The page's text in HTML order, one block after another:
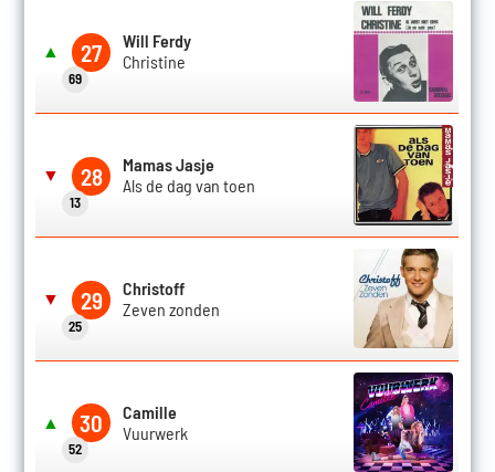
▲ 27
69
Will Ferdy
Christine
▼ 28
13
Mamas Jasje
Als de dag van toen
▼ 29
25
Christoff
Zeven zonden
▲ 30
52
Camille
Vuurwerk